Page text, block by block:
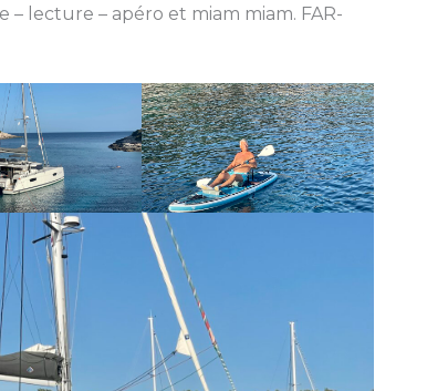
lecture – apéro et miam miam. FAR-